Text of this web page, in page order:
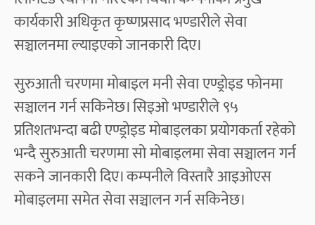
कार्यकारी अधिकृत कृष्णप्रसाद भण्डारीले सेवा
सञ्चालनमा ल्याइएको जानकारी दिए।
सुरुआती चरणमा मोबाइल मनी सेवा एण्ड्रोइड फोनमा
सञ्चालन गर्न सकिनेछ। सिइओ भण्डारीले ९५
प्रतिशतभन्दा बढी एण्ड्रोइड मोबाइलका प्रयोगकर्ता रहेको
भन्दै सुरुआती चरणमा सो मोबाइलमा सेवा सञ्चालन गर्न
सकने जानकारी दिए। कम्पनीले विस्तारै आइओएस
मोबाइलमा समेत सेवा सञ्चालन गर्न सकिनेछ।